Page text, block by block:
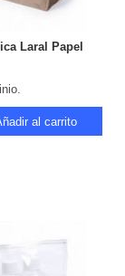
Laral Papel
al carrito